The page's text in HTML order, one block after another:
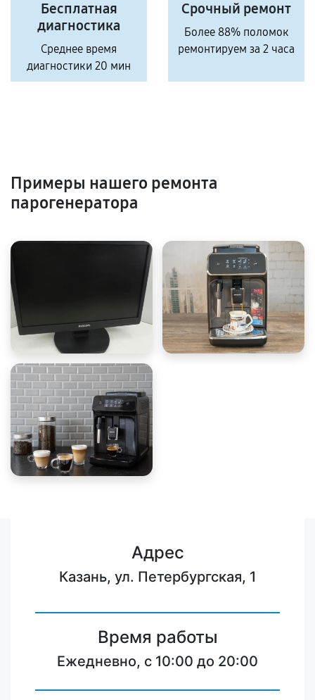
Бесплатная
диагностика
Среднее время
диагностики 20 мин
Срочный ремонт
Более 88% поломок
ремонтируем за 2 часа
Примеры нашего ремонта
парогенератора
Адрес
Казань, ул. Петербургская, 1
Время работы
Ежедневно, с 10:00 до 20:00